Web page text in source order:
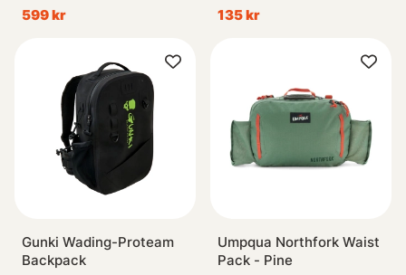
599 kr
135 kr
Gunki Wading-Proteam
Backpack
Umpqua Northfork Waist
Pack - Pine